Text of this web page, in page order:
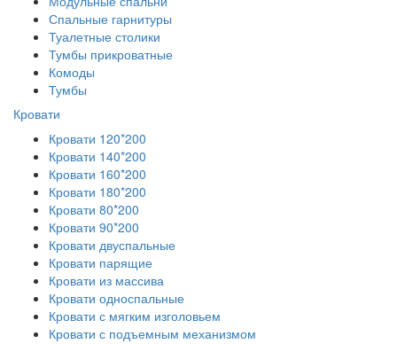
Спальные гарнитуры
Туалетные столики
Тумбы прикроватные
Комоды
Тумбы
Кровати
Кровати 120*200
Кровати 140*200
Кровати 160*200
Кровати 180*200
Кровати 80*200
Кровати 90*200
Кровати двуспальные
Кровати парящие
Кровати из массива
Кровати односпальные
Кровати с мягким изголовьем
Кровати с подъемным механизмом